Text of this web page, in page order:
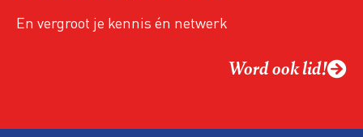
En vergroot je kennis én netwerk
Word ook lid!